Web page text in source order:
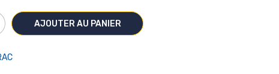
AJOUTER AU PANIER